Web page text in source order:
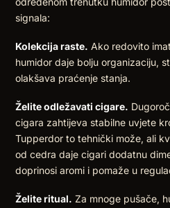
signala:
Kolekcija raste. Ako redovito
humidor daje bolju organizaciju,
olakšava praćenje stanja.
Želite odležavati cigare.
cigara zahtijeva stabilne uvjete
Tupperdor to tehnički može, ali
od cedra daje cigari dodatnu
doprinosi aromi i pomaže u
Želite ritual. Za mnoge pušače,